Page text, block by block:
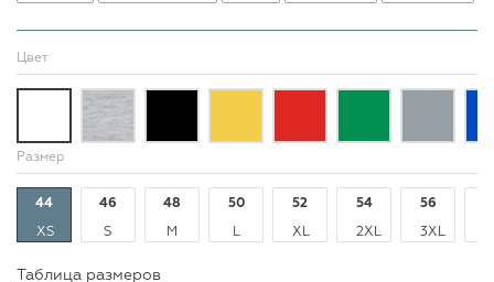
Цвет
Размер
44
XS
46
S
48
M
50
L
52
XL
54
2XL
56
3XL
Таблица размеров